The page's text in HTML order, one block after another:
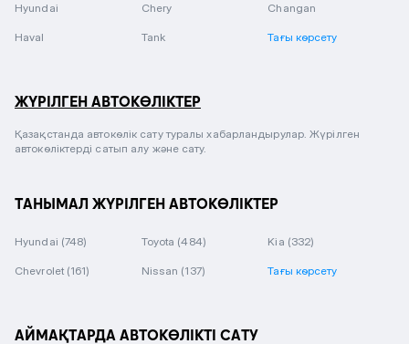
Hyundai Chery Changan
Haval Tank Тағы көрсету
ЖҮРІЛГЕН АВТОКӨЛІКТЕР
Қазақстанда автокөлік сату туралы хабарландырулар. Жүрілген
автокөліктерді сатып алу және сату.
ТАНЫМАЛ ЖҮРІЛГЕН АВТОКӨЛІКТЕР
Hyundai (748) Toyota (484) Kia (332)
Chevrolet (161) Nissan (137) Тағы көрсету
АЙМАҚТАРДА АВТОКӨЛІКТІ САТУ